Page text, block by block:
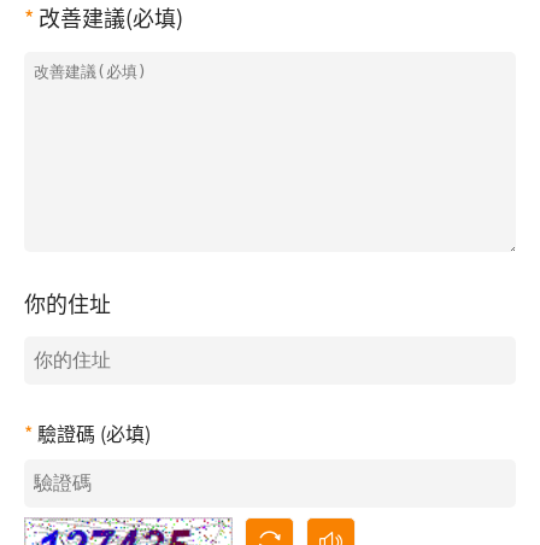
改善建議(必填)
你的住址
驗證碼 (必填)